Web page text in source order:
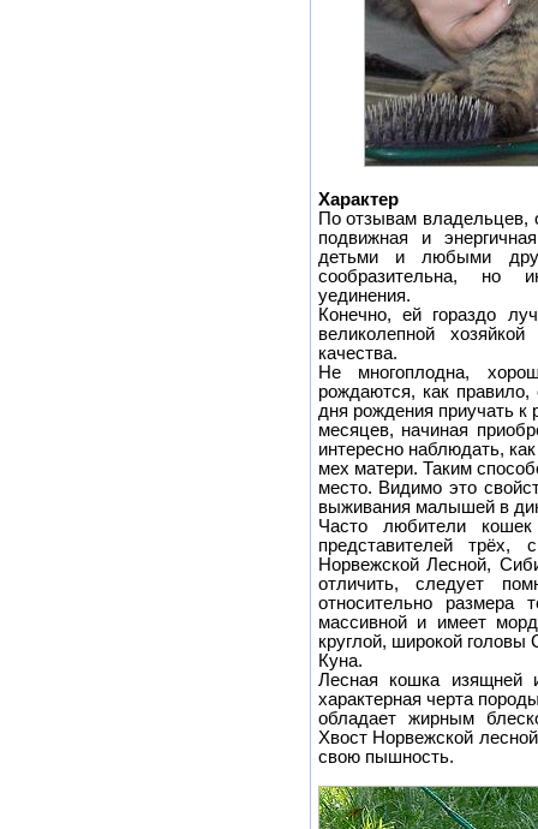
Характер
По отзывам владельцев,
подвижная и
детьми и любыми
сообразительна, но
уединения.
Конечно, ей гораздо
великолепной
качества.
Не многоплодна,
рождаются, как
дня рождения приучать
месяцев, начиная
интересно наблюдать,
мех матери. Таким
место. Видимо это
выживания малышей в
Часто любители
представителей трёх,
Норвежской Лесной,
отличить, следует
относительно
массивной и имеет
круглой, широкой
Куна.
Лесная кошка изящней
характерная черта
обладает жирным
Хвост Норвежской
свою пышность.